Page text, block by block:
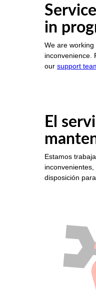
in
We are
inconvenience.
our support
El
Estamos
inconvenientes,
disposición